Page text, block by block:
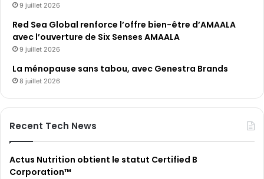
9 juillet 2026
Red Sea Global renforce l’offre bien-être d’AMAALA
avec l’ouverture de Six Senses AMAALA
9 juillet 2026
La ménopause sans tabou, avec Genestra Brands
8 juillet 2026
Recent Tech News
Actus Nutrition obtient le statut Certified B
Corporation™